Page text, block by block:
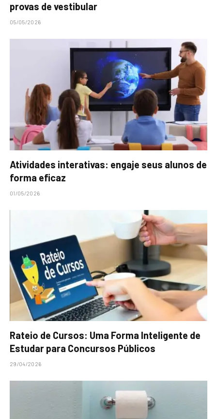
provas de vestibular
05/05/2026
Atividades interativas: engaje seus alunos de
forma eficaz
01/05/2026
Rateio de Cursos: Uma Forma Inteligente de
Estudar para Concursos Públicos
29/04/2026